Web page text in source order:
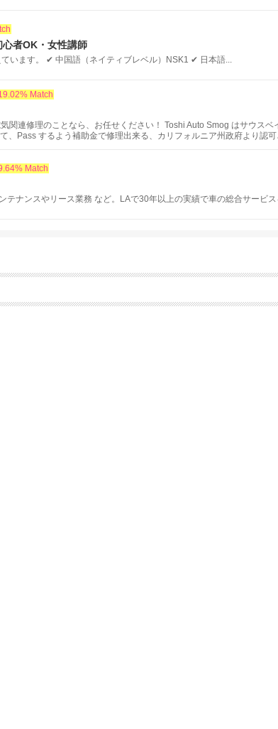
者OK・女性講師
います。 ✔ 中国語（ネイティブレベル）NSK1 ✔ 日本語...
Match
関連修理のことなら、お任せください！ Toshi Auto Smog はサウス
、Pass するよう補助金で修理出来る、カリフォルニア州政府より認可
Match
テナンスやリース業務 など。LAで30年以上の実績で車の総合サービス